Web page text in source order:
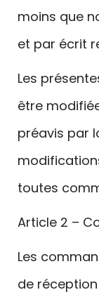
moins que
et par écrit
Les
être
préavis par
toutes
Article 2 –
Les
de